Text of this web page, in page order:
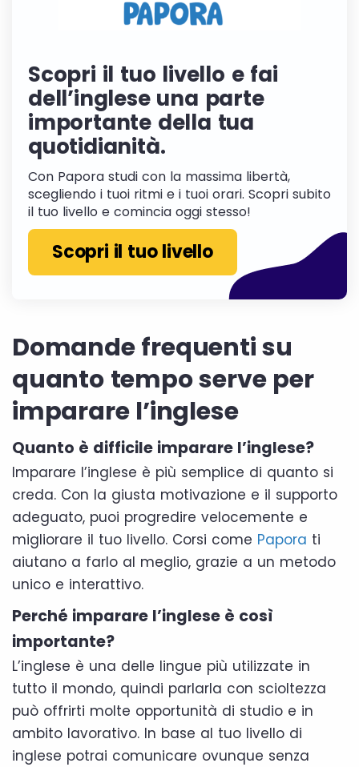
Scopri il tuo livello e fai
dell’inglese una parte
importante della tua
quotidianità.
Con Papora studi con la massima libertà,
scegliendo i tuoi ritmi e i tuoi orari. Scopri subito
il tuo livello e comincia oggi stesso!
Scopri il tuo livello
Domande frequenti su
quanto tempo serve per
imparare l’inglese
Quanto è difficile imparare l’inglese?
Imparare l’inglese è più semplice di quanto si
creda. Con la giusta motivazione e il supporto
adeguato, puoi progredire velocemente e
migliorare il tuo livello. Corsi come Papora ti
aiutano a farlo al meglio, grazie a un metodo
unico e interattivo.
Perché imparare l’inglese è così
importante?
L’inglese è una delle lingue più utilizzate in
tutto il mondo, quindi parlarla con scioltezza
può offrirti molte opportunità di studio e in
ambito lavorativo. In base al tuo livello di
inglese potrai comunicare ovunque senza